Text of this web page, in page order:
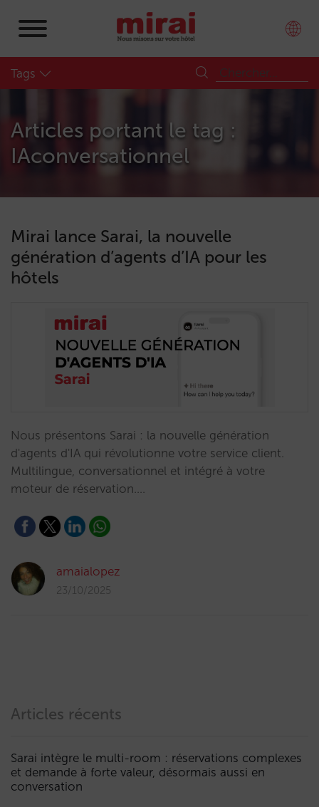
Tags
Articles portant le tag :
IAconversationnel
Mirai lance Sarai, la nouvelle
génération d’agents d’IA pour les
hôtels
Nous présentons Sarai : la nouvelle génération
d'agents d'IA qui révolutionne votre service client.
Multilingue, conversationnel et intégré à votre
moteur de réservation.…
amaialopez
23/10/2025
Articles récents
Sarai intègre le multi-room : réservations complexes
et demande à forte valeur, désormais aussi en
conversation